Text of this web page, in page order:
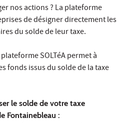
nos actions ? La plateforme
de désigner directement les
du solde de leur taxe.
SOLTéA permet à
fonds issus du solde de la taxe
le solde de votre taxe
Fontainebleau :